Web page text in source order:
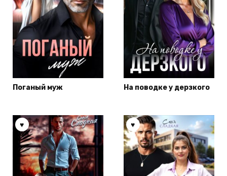
Поганый муж На поводке у дерзкого